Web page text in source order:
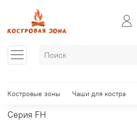
Костровые зоны Чаши для костра
Серия FH